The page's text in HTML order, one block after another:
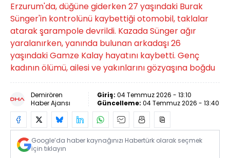
Erzurum'da, düğüne giderken 27 yaşındaki Burak
Sünger'in kontrolünü kaybettiği otomobil, taklalar
atarak şarampole devrildi. Kazada Sünger ağır
yaralanırken, yanında bulunan arkadaşı 26
yaşındaki Gamze Kalay hayatını kaybetti. Genç
kadının ölümü, ailesi ve yakınlarını gözyaşına boğdu
Demirören
Haber Ajansı
Giriş: 04 Temmuz 2026 - 13:10
Güncelleme: 04 Temmuz 2026 - 13:40
Google’da haber kaynağınızı Habertürk olarak seçmek
için tıklayın